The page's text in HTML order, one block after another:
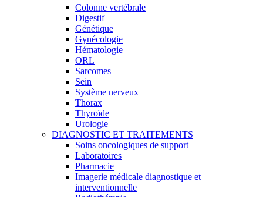
Colonne vertébrale
Digestif
Génétique
Gynécologie
Hématologie
ORL
Sarcomes
Sein
Système nerveux
Thorax
Thyroïde
Urologie
DIAGNOSTIC ET TRAITEMENTS
Soins oncologiques de support
Laboratoires
Pharmacie
Imagerie médicale diagnostique et
interventionnelle